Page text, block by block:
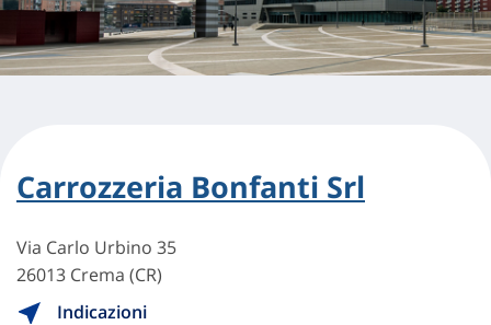
Carrozzeria Bonfanti Srl
Via Carlo Urbino 35
26013 Crema (CR)
Indicazioni